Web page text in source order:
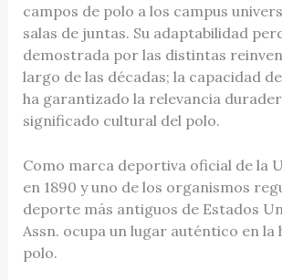
campos de polo a los campus
salas de juntas. Su adaptabilidad
demostrada por las distintas
largo de las décadas; la capacidad
ha garantizado la relevancia
significado cultural del polo.
Como marca deportiva oficial de la
en 1890 y uno de los organismos
deporte más antiguos de Estados
Assn. ocupa un lugar auténtico en la
polo.